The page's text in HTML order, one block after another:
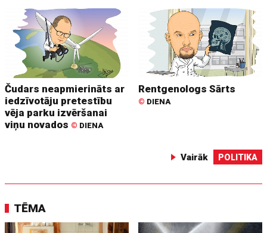
Čudars neapmierināts ar
iedzīvotāju pretestību
vēja parku izvēršanai
viņu novados © DIENA
Rentgenologs Sārts
© DIENA
Vairāk POLITIKA
TĒMA